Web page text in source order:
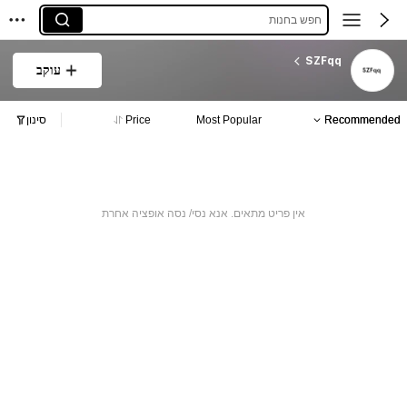
חפש בחנות
SZFqq
עוקב
Recommended
Most Popular
Price סינון
אין פריט מתאים. אנא נסי/ נסה אופציה אחרת